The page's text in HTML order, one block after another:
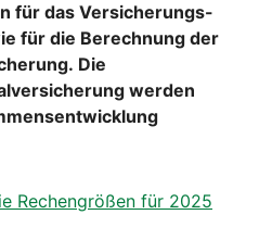
für das Versicherungs-
für die Berechnung der
Die
werden
Rechengrößen für 2025